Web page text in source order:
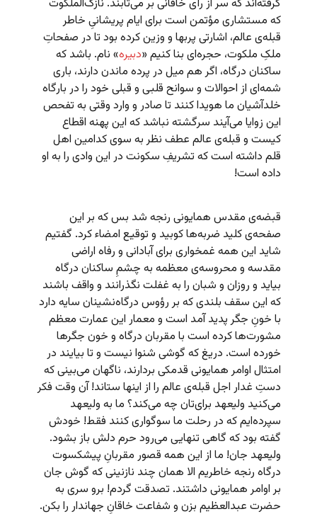
گرفته‌اند که سر از رأی خاقانی بر می‌تابند. نازک‌الملکوت
که مستشاری مؤتمن است برای ایام پریشانیِ خاطر
قبله‌ی عالم، اشارتی پربها و وزین کرده بود تا در صفحاتِ
ملکِ ملکوت، حجره‌ای بنا کنیم «دبیره» نام. باشد که
ساکنان درگاه، اگر هم میل در پرده ماندن دارند، باری
شمه‌ای از احوالات و سوانح قلبی و قبلی خود را در بارگاه
خلدآشیان ما هویدا کنند تا صادر و وارد وقتی به تفحص
این زوایا می‌آیند سرگشته نباشد که این پهنه اقطاع
کیست و قبله‌ی عالم عطف نظر به سوی کدامین اهل
قلم داشته است که تشریفِ سکونت در این وادی را به او
داده است!
قبضه‌ی مقدس همایونی رنجه شد بس که بر این
صفحه‌ی کلید ضربه‌ها کوبید و توقیع امضاء کرد. گفتیم
شاید این همه غمخواری برای آبادانی و رفاه اراضی
مقدسه و محروسه‌ی معظمه به چشمِ ساکنان درگاه
بیاید و روزان و شبان را به غفلت نگذرانند و واقف باشند
که این سقف بلندی که بر رؤوس درگاه‌نشینان سایه دارد
با خونِ جگر پدید آمد است و معمار این عمارت معظم
مشورت‌ها کرده است با مقربان درگاه و خون جگرها
خورده است. دریغ که گوشی شنوا نیست و تا بیایند در
امتثال اوامر همایونی قدمکی بردارند، ناگهان می‌بینی که
دستِ غدار اجل قبله‌ی عالم را از اینها ستاند! آن وقت فکر
می‌کنید ولیعهد برای‌تان چه می‌کند؟ ما به ولیعهد
سپرده‌ایم که در رحلت ما سوگواری کنند فقط! خودش
گفته بود که گاهی تنهایی می‌رود حرم دلش باز بشود.
ولیعهد جان! ما از این همه قصور مقربانِ پیشکسوت
درگاه رنجه خاطریم الا همان چند نازنینی که گوش جان
بر اوامر همایونی داشتند. تصدقت گردم! برو سری به
حضرت عبدالعظیم بزن و شفاعت خاقانِ جهاندار را بکن.